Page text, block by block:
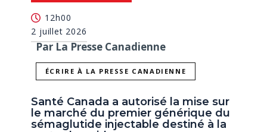
12h00
2 juillet 2026
Par La Presse Canadienne
ÉCRIRE À LA PRESSE CANADIENNE
Santé Canada a autorisé la mise sur
le marché du premier générique du
sémaglutide injectable destiné à la